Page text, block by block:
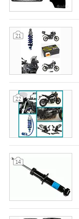
21
22
14